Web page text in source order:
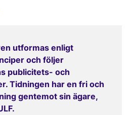
utformas enligt
och följer
publicitets- och
Tidningen har en fri och
gentemot sin ägare,